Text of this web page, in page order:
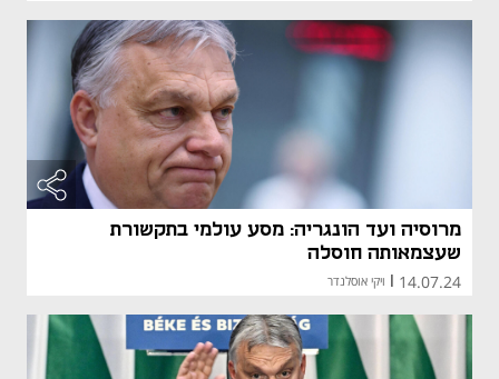
מרוסיה ועד הונגריה: מסע עולמי בתקשורת
שעצמאותה חוסלה
14.07.24 ויקי אוסלנדר